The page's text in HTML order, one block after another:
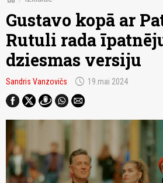
Gustavo kopā ar
Rutuli rada
dziesmas versiju
Sandris Vanzovičs schedule 19.mai 2024